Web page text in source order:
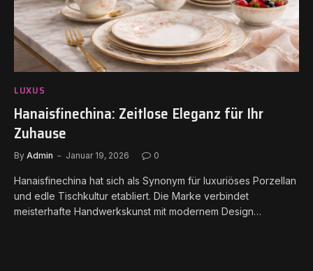
LUXUS
Hanaisfinechina: Zeitlose Eleganz für Ihr
Zuhause
By Admin Januar 19, 2026 0
Hanaisfinechina hat sich als Synonym für luxuriöses Porzellan
und edle Tischkultur etabliert. Die Marke verbindet
meisterhafte Handwerkskunst mit modernem Design…